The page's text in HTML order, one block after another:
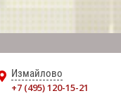
Измайлово
+7 (495) 120-15-21